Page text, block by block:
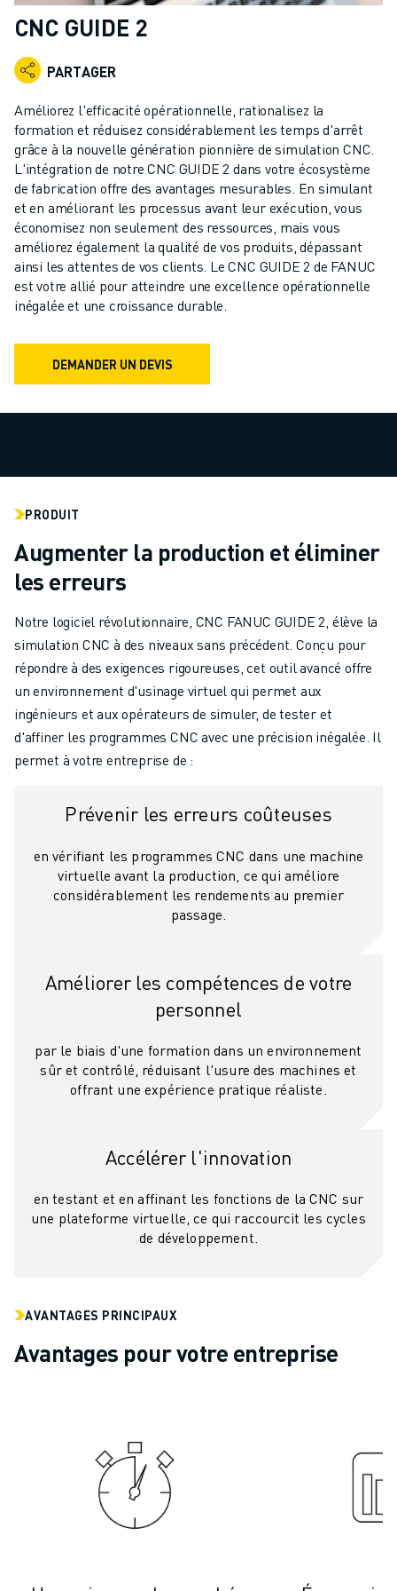
ROBOTS INDUSTRIELS
ROBOTS COLLABORATIFS
GAMME DE ROBOTS
CONTRÔLEURS DE ROBOTS
ACCESSOIRES POUR ROBOTS
LOGICIEL ROBOT
LOGICIEL DE SIMULATION
PRODUITS DE ROBOTIQUE ÉDUCATIVE
AUTOMATISATION DES ROBOTS
ROBOTS DE SOUDAGE À L'ARC
ROBOTS ARTICULÉS
SÉRIE ARC MATE
SÉRIE M-900
ROBOTS DELTA
ROBOTS DE PEINTURE
LOGICIEL ROBODRILL
ROBODRILL MAINTENANCE PRÉVENTIVE
DURABILITÉ DU ROBODRILL
ROBODRILL ENSEMBLE DE ROBOTS
MACHINES DE MOULAGE PAR INJECTION ÉLECTRIQUES
ROBOSHOT MACHINES DE MOULAGE PAR INJECTION ÉLECTRIQUES
LOGICIEL ROBOSHOT
DURABILITÉ DU ROBOSHOT
ROBOSHOT ENSEMBLE DE ROBOTS
COÛT TOTAL D'UNE ROBOSHOT
ROBOCUT MACHINES D'ÉLECTROÉROSION À FIL
ROBOCUT MATÉRIEL
SOLUTIONS IIOT
SOLUTIONS POUR L'USINE INTELLIGENTE
DES SOLUTIONS D'USINE INTELLIGENTE POUR AMÉLIORER
ENREGISTREMENT DU PRODUIT "
TÉMOIGNAGES
VÉHICULES ÉLECTRIQUES
APPLICATIONS
RECTIFICATION CNC
PERÇAGE ET TARAUDAGE À GRANDE VITESSE
CNC GUIDE 2
PARTAGER
Améliorez l'efficacité opérationnelle, rationalisez la
formation et réduisez considérablement les temps d'arrêt
grâce à la nouvelle génération pionnière de simulation CNC.
L'intégration de notre CNC GUIDE 2 dans votre écosystème
de fabrication offre des avantages mesurables. En simulant
et en améliorant les processus avant leur exécution, vous
économisez non seulement des ressources, mais vous
améliorez également la qualité de vos produits, dépassant
ainsi les attentes de vos clients. Le CNC GUIDE 2 de FANUC
est votre allié pour atteindre une excellence opérationnelle
inégalée et une croissance durable.
DEMANDER UN DEVIS
PRODUIT
Augmenter la production et éliminer
les erreurs
Notre logiciel révolutionnaire, CNC FANUC GUIDE 2, élève la
simulation CNC à des niveaux sans précédent. Conçu pour
répondre à des exigences rigoureuses, cet outil avancé offre
un environnement d'usinage virtuel qui permet aux
ingénieurs et aux opérateurs de simuler, de tester et
d'affiner les programmes CNC avec une précision inégalée. Il
permet à votre entreprise de :
Prévenir les erreurs coûteuses
en vérifiant les programmes CNC dans une machine
virtuelle avant la production, ce qui améliore
considérablement les rendements au premier
passage.
Améliorer les compétences de votre
personnel
par le biais d'une formation dans un environnement
sûr et contrôlé, réduisant l'usure des machines et
offrant une expérience pratique réaliste.
Accélérer l'innovation
en testant et en affinant les fonctions de la CNC sur
une plateforme virtuelle, ce qui raccourcit les cycles
de développement.
AVANTAGES PRINCIPAUX
Avantages pour votre entreprise